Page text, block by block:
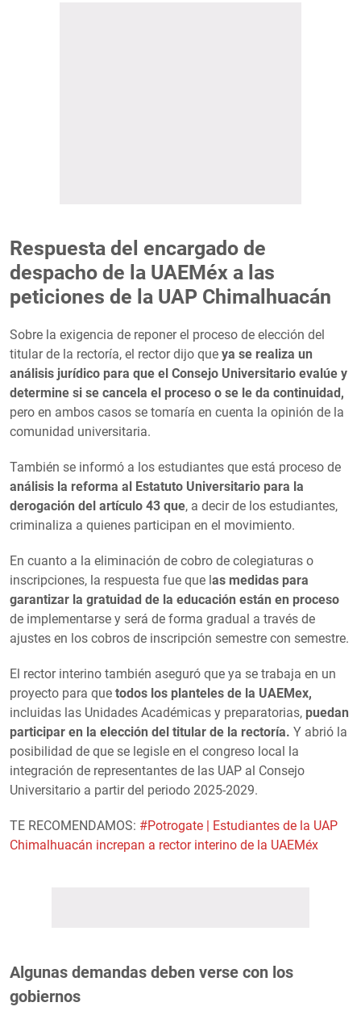
Respuesta del encargado de
despacho de la UAEMéx a las
peticiones de la UAP Chimalhuacán
Sobre la exigencia de reponer el proceso de elección del
titular de la rectoría, el rector dijo que ya se realiza un
análisis jurídico para que el Consejo Universitario evalúe y
determine si se cancela el proceso o se le da continuidad,
pero en ambos casos se tomaría en cuenta la opinión de la
comunidad universitaria.
También se informó a los estudiantes que está proceso de
análisis la reforma al Estatuto Universitario para la
derogación del artículo 43 que, a decir de los estudiantes,
criminaliza a quienes participan en el movimiento.
En cuanto a la eliminación de cobro de colegiaturas o
inscripciones, la respuesta fue que las medidas para
garantizar la gratuidad de la educación están en proceso
de implementarse y será de forma gradual a través de
ajustes en los cobros de inscripción semestre con semestre.
El rector interino también aseguró que ya se trabaja en un
proyecto para que todos los planteles de la UAEMex,
incluidas las Unidades Académicas y preparatorias, puedan
participar en la elección del titular de la rectoría. Y abrió la
posibilidad de que se legisle en el congreso local la
integración de representantes de las UAP al Consejo
Universitario a partir del periodo 2025-2029.
TE RECOMENDAMOS: #Potrogate | Estudiantes de la UAP
Chimalhuacán increpan a rector interino de la UAEMéx
Algunas demandas deben verse con los
gobiernos